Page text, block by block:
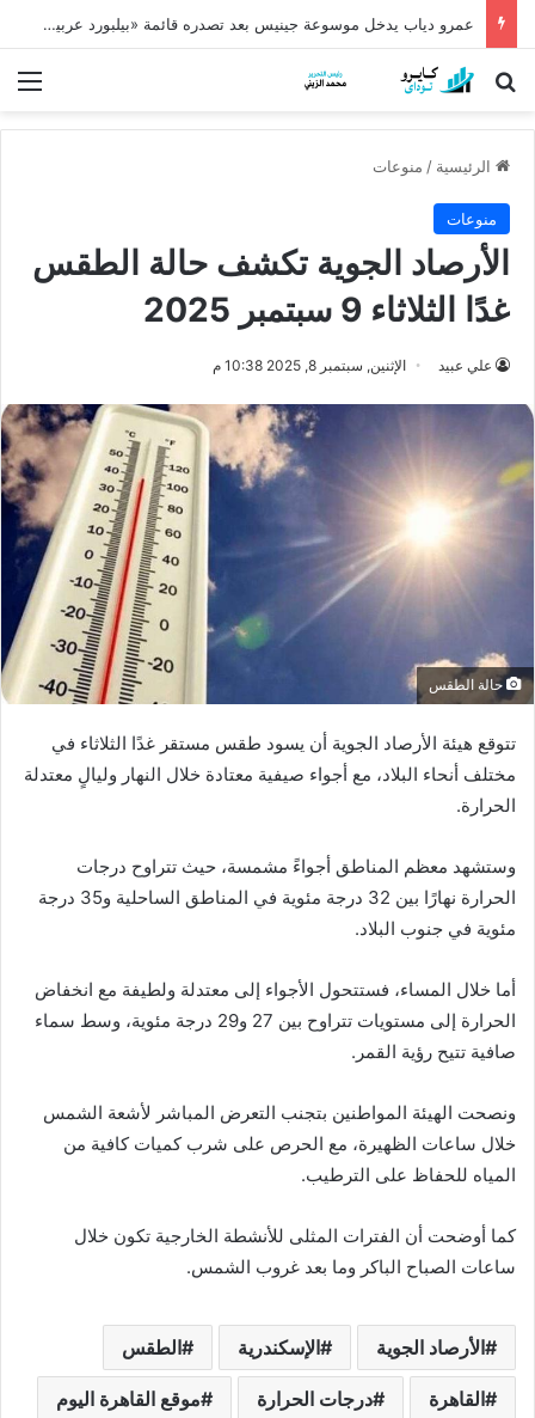
عمرو دياب يدخل موسوعة جينيس بعد تصدره قائمة «بيلبورد عربية» لـ68 أسبوعًا
بحث عن
الرئيسية / منوعات
منوعات
الأرصاد الجوية تكشف حالة الطقس
غدًا الثلاثاء 9 سبتمبر 2025
علي عبيد الإثنين, سبتمبر 8, 2025 10:38 م
حالة الطقس
تتوقع هيئة الأرصاد الجوية أن يسود طقس مستقر غدًا الثلاثاء في
مختلف أنحاء البلاد، مع أجواء صيفية معتادة خلال النهار وليالٍ معتدلة
الحرارة.
وستشهد معظم المناطق أجواءً مشمسة، حيث تتراوح درجات
الحرارة نهارًا بين 32 درجة مئوية في المناطق الساحلية و35 درجة
مئوية في جنوب البلاد.
أما خلال المساء، فستتحول الأجواء إلى معتدلة ولطيفة مع انخفاض
الحرارة إلى مستويات تتراوح بين 27 و29 درجة مئوية، وسط سماء
صافية تتيح رؤية القمر.
ونصحت الهيئة المواطنين بتجنب التعرض المباشر لأشعة الشمس
خلال ساعات الظهيرة، مع الحرص على شرب كميات كافية من
المياه للحفاظ على الترطيب.
كما أوضحت أن الفترات المثلى للأنشطة الخارجية تكون خلال
ساعات الصباح الباكر وما بعد غروب الشمس.
الأرصاد الجوية الإسكندرية الطقس
القاهرة درجات الحرارة موقع القاهرة اليوم